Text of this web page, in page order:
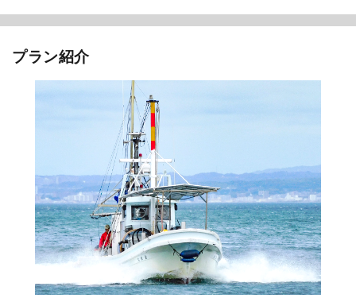
プラン紹介